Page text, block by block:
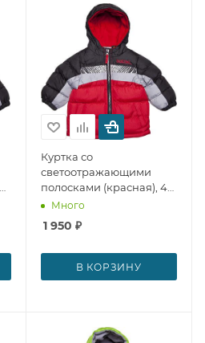
Куртка со
светоотражающими
полосками (красная), 4
года PacificTrail № 12099
Много
1 950 ₽
В КОРЗИНУ